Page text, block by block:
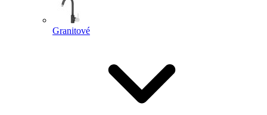
Granitové